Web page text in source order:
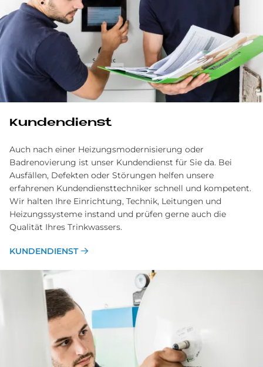
Kundendienst
Auch nach einer Heizungsmodernisierung oder
Badrenovierung ist unser Kundendienst für Sie da. Bei
Ausfällen, Defekten oder Störungen helfen unsere
erfahrenen Kundendiensttechniker schnell und kompetent.
Wir halten Ihre Einrichtung, Technik, Leitungen und
Heizungssysteme instand und prüfen gerne auch die
Qualität Ihres Trinkwassers.
KUNDENDIENST